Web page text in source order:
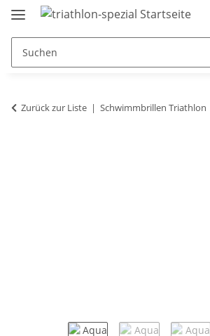
Zurück zur Liste Schwimmbrillen Triathlon